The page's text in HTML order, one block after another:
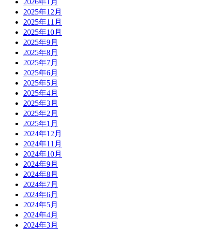
2026年1月
2025年12月
2025年11月
2025年10月
2025年9月
2025年8月
2025年7月
2025年6月
2025年5月
2025年4月
2025年3月
2025年2月
2025年1月
2024年12月
2024年11月
2024年10月
2024年9月
2024年8月
2024年7月
2024年6月
2024年5月
2024年4月
2024年3月